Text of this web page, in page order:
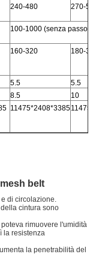
240-480 270-
100-1000 (senza passo)
160-320 180-
5.5
5.5
8.5
10
11475*2408*3385
belt
di circolazione.
cintura sono
rimuovere l'umidità
la resistenza
la penetrabilità del